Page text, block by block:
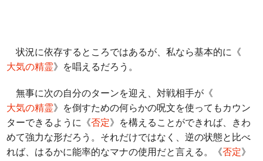
状況に依存するところではあるが、私なら基本的に《
大気の精霊》を唱えるだろう。
無事に次の自分のターンを迎え、対戦相手が《
大気の精霊》を倒すための何らかの呪文を使ってもカウン
ターできるように《否定》を構えることができれば、きわ
めて強力な形だろう。それだけではなく、逆の状態と比べ
れば、はるかに能率的なマナの使用だと言える。《否定》